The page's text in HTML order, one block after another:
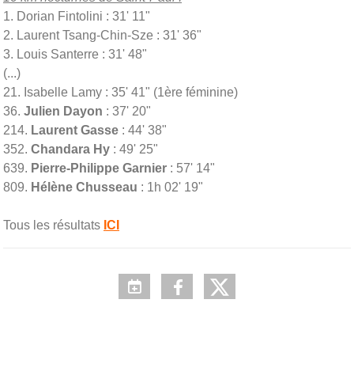
1. Dorian Fintolini : 31' 11"
2. Laurent Tsang-Chin-Sze : 31' 36"
3. Louis Santerre : 31' 48"
(...)
21. Isabelle Lamy : 35' 41" (1ère féminine)
36. Julien Dayon : 37' 20"
214. Laurent Gasse : 44' 38"
352. Chandara Hy : 49' 25"
639. Pierre-Philippe Garnier : 57' 14"
809. Hélène Chusseau : 1h 02' 19"
Tous les résultats ICI